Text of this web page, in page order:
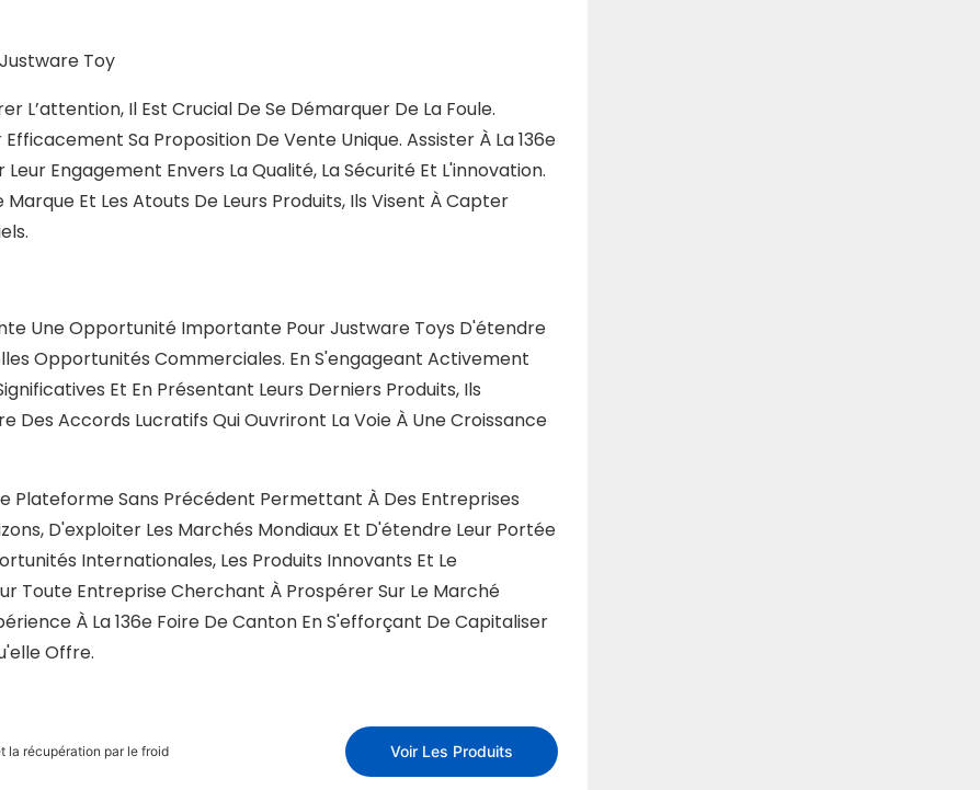
Toy
L’attention, Il Est Crucial De Se Démarquer De La Foule.
Sa Proposition De Vente Unique. Assister À La 136e
Engagement Envers La Qualité, La Sécurité Et L'innovation.
Et Les Atouts De Leurs Produits, Ils Visent À Capter
Une Opportunité Importante Pour Justware Toys D'étendre
Opportunités Commerciales. En S'engageant Activement
Et En Présentant Leurs Derniers Produits, Ils
Des Accords Lucratifs Qui Ouvriront La Voie À Une Croissance
Plateforme Sans Précédent Permettant À Des Entreprises
D'exploiter Les Marchés Mondiaux Et D'étendre Leur Portée
Internationales, Les Produits Innovants Et Le
Toute Entreprise Cherchant À Prospérer Sur Le Marché
À La 136e Foire De Canton En S'efforçant De Capitaliser
Offre.
la récupération par le froid Voir Les Produits